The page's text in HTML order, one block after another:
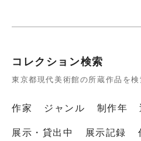
コレクション検索
東京都現代美術館の所蔵作品を
作家 ジャンル 制作年
展示・貸出中
展示記録